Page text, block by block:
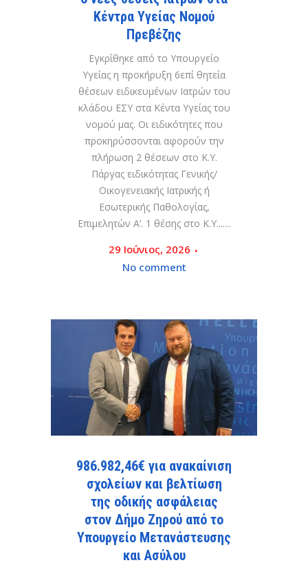
Κέντρα Υγείας Νομού
Πρεβέζης
Εγκρίθηκε από το Υπουργείο
Υγείας η προκήρυξη 6επί θητεία
θέσεων ειδικευμένων Ιατρών του
κλάδου ΕΣΥ στα Κέντα Υγείας του
νομού μας. Οι ειδικότητες που
προκηρύσσονται αφορούν την
πλήρωση 2 θέσεων στο Κ.Υ.
Πάργας ειδικότητας Γενικής/
Οικογενειακής Ιατρικής ή
Εσωτερικής Παθολογίας,
Επιμελητών Α’. 1 θέσης στο Κ.Υ.......
29 Ιούνιος, 2026
No comment
986.982,46€ για ανακαίνιση
σχολείων και βελτίωση
της οδικής ασφάλειας
στον Δήμο Ζηρού από το
Υπουργείο Μετανάστευσης
και Ασύλου